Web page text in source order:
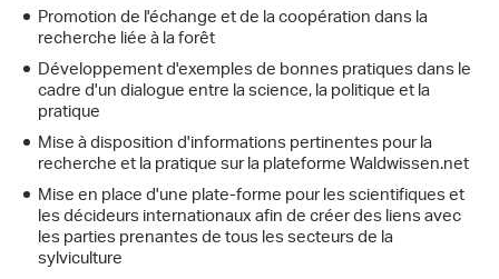
Promotion de l'échange et de la coopération dans la
recherche liée à la forêt
Développement d'exemples de bonnes pratiques dans le
cadre d'un dialogue entre la science, la politique et la
pratique
Mise à disposition d'informations pertinentes pour la
recherche et la pratique sur la plateforme Waldwissen.net
Mise en place d'une plate-forme pour les scientifiques et
les décideurs internationaux afin de créer des liens avec
les parties prenantes de tous les secteurs de la
sylviculture